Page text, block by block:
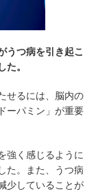
うつ病を引き起こ
た。
せるには、脳内の
ーパミン」が重要
強く感じるように
た。また、うつ病
少していることが